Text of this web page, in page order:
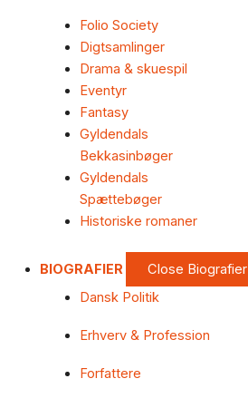
Folio Society
Digtsamlinger
Drama & skuespil
Eventyr
Fantasy
Gyldendals
Bekkasinbøger
Gyldendals
Spættebøger
Historiske romaner
BIOGRAFIER Close Biografier
Dansk Politik
Erhverv & Profession
Forfattere